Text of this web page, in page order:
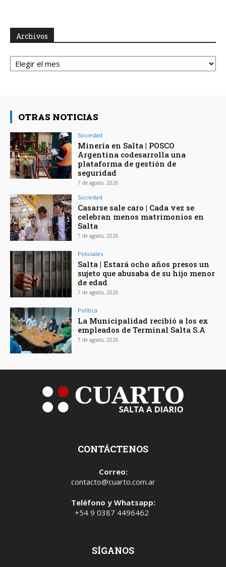
Archivos
Archivos
OTRAS NOTICIAS
Sociedad
Minería en Salta | POSCO
Argentina codesarrolla una
plataforma de gestión de
seguridad
7 de agosto, 2026
Sociedad
Casarse sale caro | Cada vez se
celebran menos matrimonios en
Salta
7 de agosto, 2026
Policiales
Salta | Estará ocho años presos un
sujeto que abusaba de su hijo menor
de edad
7 de agosto, 2026
Política
La Municipalidad recibió a los ex
empleados de Terminal Salta S.A
7 de agosto, 2026
CONTÁCTENOS
Correo:
contacto@cuarto.com.ar
Teléfono y Whatsapp:
+54 9 0387 4496462
SÍGANOS